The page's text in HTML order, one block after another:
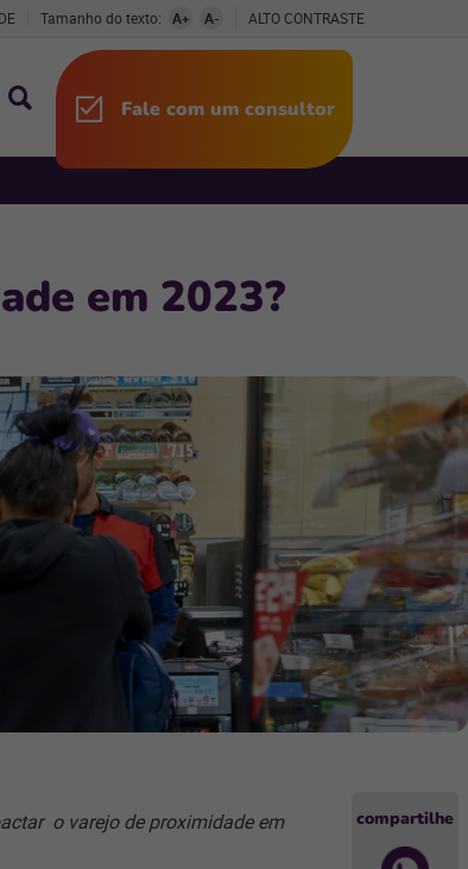
Tamanho do texto: A+ A- ALTO CONTRASTE
Fale com um consultor
em 2023?
o varejo de proximidade em
compartilhe